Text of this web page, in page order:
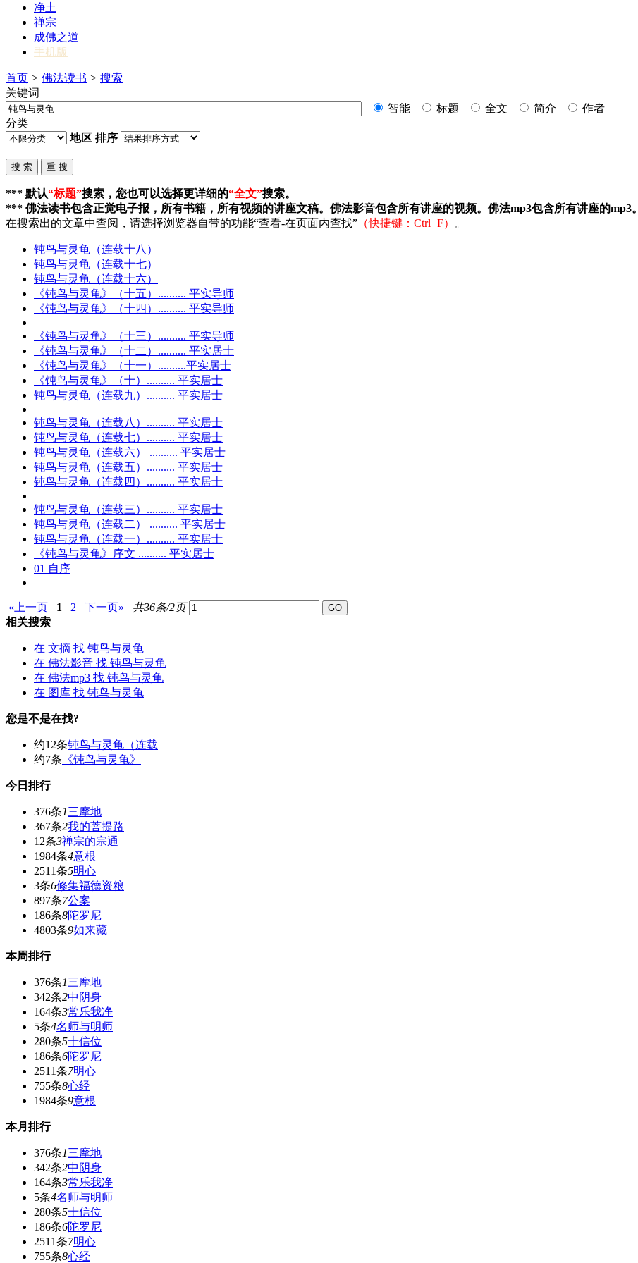
净土
禅宗
成佛之道
手机版
首页 > 佛法读书 > 搜索
关键词
智能
标题 全文 简介
作者
分类
地区 排序
*** 默认“标题”搜索，您也可以选择更详细的“全文”搜索。
*** 佛法读书包含正觉电子报，所有书籍，所有视频的讲座文稿。佛法影音包含所有讲座的视频。佛法mp3包含所有讲座的mp3。
在搜索出的文章中查阅，请选择浏览器自带的功能“查看-在页面内查找” （快捷键：Ctrl+F） 。
钝鸟与灵龟 （连载十八）
钝鸟与灵龟 （连载十七）
钝鸟与灵龟 （连载十六）
《钝鸟与灵龟》（十五）.......... 平实导师
《钝鸟与灵龟》（十四）.......... 平实导师
《钝鸟与灵龟》（十三）.......... 平实导师
《钝鸟与灵龟》（十二）.......... 平实居士
《钝鸟与灵龟》（十一）..........平实居士
《钝鸟与灵龟》（十）.......... 平实居士
钝鸟与灵龟 （连载九）.......... 平实居士
钝鸟与灵龟 （连载八）.......... 平实居士
钝鸟与灵龟 （连载七）.......... 平实居士
钝鸟与灵龟 （连载六） .......... 平实居士
钝鸟与灵龟 （连载五）.......... 平实居士
钝鸟与灵龟 （连载四）.......... 平实居士
钝鸟与灵龟 （连载三）.......... 平实居士
钝鸟与灵龟 （连载二） .......... 平实居士
钝鸟与灵龟 （连载一）.......... 平实居士
《钝鸟与灵龟》序文 .......... 平实居士
01 自序
«上一页 1 2 下一页»
共36条/2页
相关搜索
在 文摘 找 钝鸟与灵龟
在 佛法影音 找 钝鸟与灵龟
在 佛法mp3 找 钝鸟与灵龟
在 图库 找 钝鸟与灵龟
您是不是在找?
约12条钝鸟与灵龟（连载
约7条 《钝鸟与灵龟》
今日排行
376条1三摩地
367条2我的菩提路
12条3禅宗的宗通
1984条4意根
2511条5明心
3条6修集福德资粮
897条7公案
186条8陀罗尼
4803条9如来藏
本周排行
376条1三摩地
342条2中阴身
164条3常乐我净
5条4名师与明师
280条5十信位
186条6陀罗尼
2511条7明心
755条8心经
1984条9意根
本月排行
376条1三摩地
342条2中阴身
164条3常乐我净
5条4名师与明师
280条5十信位
186条6陀罗尼
2511条7明心
755条8心经